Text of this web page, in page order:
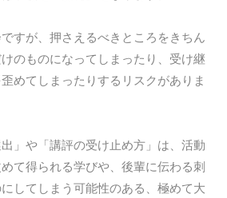
すが、押さえるべきところをきちん
のものになってしまったり、受け継
めてしまったりするリスクがありま
」や「講評の受け止め方」は、活動
て得られる学びや、後輩に伝わる刺
してしまう可能性のある、極めて大